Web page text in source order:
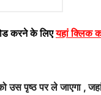
करने के लिएयहां क्लिक
उस पृष्ठ पर ले जाएगा ,